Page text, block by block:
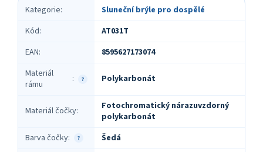
Kategorie:
Sluneční brýle pro dospělé
Kód:
AT031T
EAN: 8595627173074
?
Materiál
rámu
: Polykarbonát
Materiál čočky:
Fotochromatický nárazuvzdorný
polykarbonát
?
Barva čočky: Šedá